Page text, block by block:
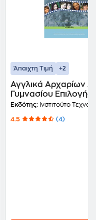
Άπαιχτη Τιμή +2
Αγγλικά Αρχαρίων Α'
Γυμνασίου Επιλογής,
Τετράδιο Εργασιών
Εκδότης: Ινστιτούτο Τεχνολογίας Υπολογιστών και
4.5 (4)